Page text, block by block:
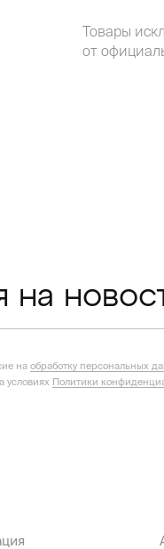
Товары
от
на
на обработку персональных
условиях Политики